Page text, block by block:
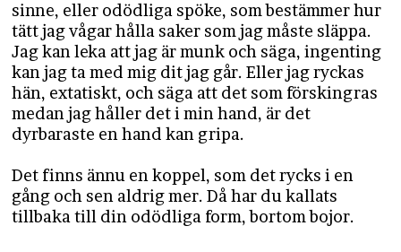
sinne, eller odödliga spöke, som bestämmer hur
tätt jag vågar hålla saker som jag måste släppa.
Jag kan leka att jag är munk och säga, ingenting
kan jag ta med mig dit jag går. Eller jag ryckas
hän, extatiskt, och säga att det som förskingras
medan jag håller det i min hand, är det
dyrbaraste en hand kan gripa.
Det finns ännu en koppel, som det rycks i en
gång och sen aldrig mer. Då har du kallats
tillbaka till din odödliga form, bortom bojor.